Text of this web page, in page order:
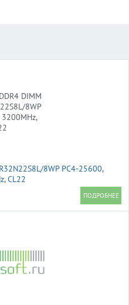
8WP PC4-25600,
CL22